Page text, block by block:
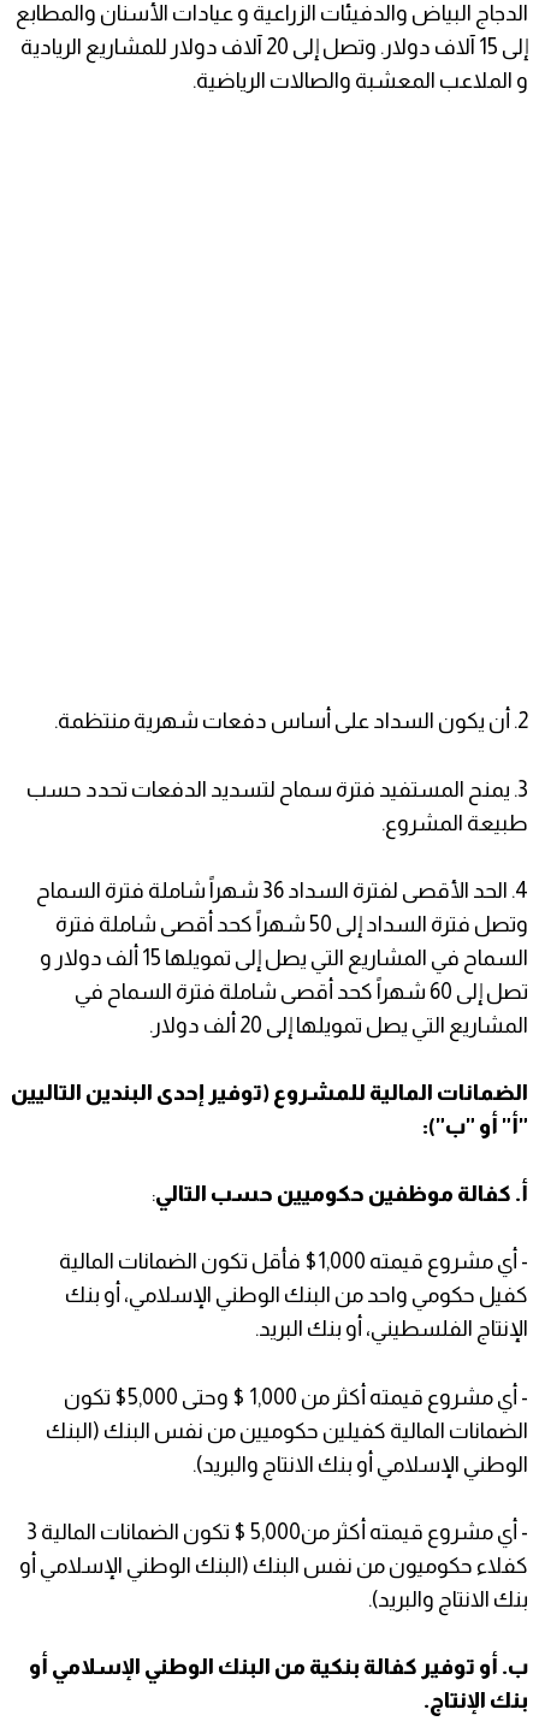
الدجاج البياض والدفيئات الزراعية و عيادات الأسنان والمطابع
إلى 15 آلاف دولار. وتصل إلى 20 آلاف دولار للمشاريع الريادية
و الملاعب المعشبة والصالات الرياضية.
2. أن يكون السداد على أساس دفعات شهرية منتظمة.
3. يمنح المستفيد فترة سماح لتسديد الدفعات تحدد حسب
طبيعة المشروع.
4. الحد الأقصى لفترة السداد 36 شهراً شاملة فترة السماح
وتصل فترة السداد إلى 50 شهراً كحد أقصى شاملة فترة
السماح في المشاريع التي يصل إلى تمويلها 15 ألف دولار و
تصل إلى 60 شهراً كحد أقصى شاملة فترة السماح في
المشاريع التي يصل تمويلها إلى 20 ألف دولار.
الضمانات المالية للمشروع (توفير إحدى البندين التاليين
"أ" أو "ب"):
أ. كفالة موظفين حكوميين حسب التالي:
- أي مشروع قيمته 1,000$ فأقل تكون الضمانات المالية
كفيل حكومي واحد من البنك الوطني الإسلامي، أو بنك
الإنتاج الفلسطيني، أو بنك البريد.
- أي مشروع قيمته أكثر من 1,000 $ وحتى 5,000$ تكون
الضمانات المالية كفيلين حكوميين من نفس البنك (البنك
الوطني الإسلامي أو بنك الانتاج والبريد).
- أي مشروع قيمته أكثر من5,000 $ تكون الضمانات المالية 3
كفلاء حكوميون من نفس البنك (البنك الوطني الإسلامي أو
بنك الانتاج والبريد).
ب. أو توفير كفالة بنكية من البنك الوطني الإسلامي أو
بنك الإنتاج.